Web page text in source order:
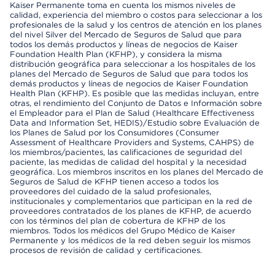
Kaiser Permanente toma en cuenta los mismos niveles de
calidad, experiencia del miembro o costos para seleccionar a los
profesionales de la salud y los centros de atención en los planes
del nivel Silver del Mercado de Seguros de Salud que para
todos los demás productos y líneas de negocios de Kaiser
Foundation Health Plan (KFHP), y considera la misma
distribución geográfica para seleccionar a los hospitales de los
planes del Mercado de Seguros de Salud que para todos los
demás productos y líneas de negocios de Kaiser Foundation
Health Plan (KFHP). Es posible que las medidas incluyan, entre
otras, el rendimiento del Conjunto de Datos e Información sobre
el Empleador para el Plan de Salud (Healthcare Effectiveness
Data and Information Set, HEDIS)/Estudio sobre Evaluación de
los Planes de Salud por los Consumidores (Consumer
Assessment of Healthcare Providers and Systems, CAHPS) de
los miembros/pacientes, las calificaciones de seguridad del
paciente, las medidas de calidad del hospital y la necesidad
geográfica. Los miembros inscritos en los planes del Mercado de
Seguros de Salud de KFHP tienen acceso a todos los
proveedores del cuidado de la salud profesionales,
institucionales y complementarios que participan en la red de
proveedores contratados de los planes de KFHP, de acuerdo
con los términos del plan de cobertura de KFHP de los
miembros. Todos los médicos del Grupo Médico de Kaiser
Permanente y los médicos de la red deben seguir los mismos
procesos de revisión de calidad y certificaciones.